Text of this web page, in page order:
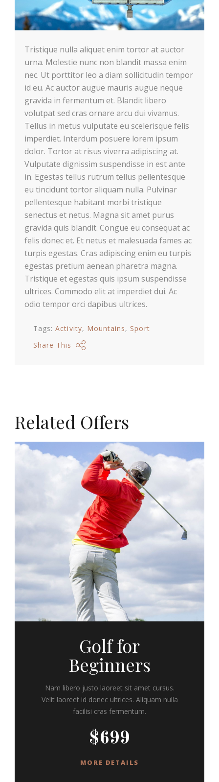
Tristique nulla aliquet enim tortor at auctor
urna. Molestie nunc non blandit massa enim
nec. Ut porttitor leo a diam sollicitudin tempor
id eu. Ac auctor augue mauris augue neque
gravida in fermentum et. Blandit libero
volutpat sed cras ornare arcu dui vivamus.
Tellus in metus vulputate eu scelerisque felis
imperdiet. Interdum posuere lorem ipsum
dolor. Tortor at risus viverra adipiscing at.
Vulputate dignissim suspendisse in est ante
in. Egestas tellus rutrum tellus pellentesque
eu tincidunt tortor aliquam nulla. Pulvinar
pellentesque habitant morbi tristique
senectus et netus. Magna sit amet purus
gravida quis blandit. Congue eu consequat ac
felis donec et. Et netus et malesuada fames ac
turpis egestas. Cras adipiscing enim eu turpis
egestas pretium aenean pharetra magna.
Tristique et egestas quis ipsum suspendisse
ultrices. Commodo elit at imperdiet dui. Ac
odio tempor orci dapibus ultrices.
Tags:Activity Mountains
Sport
Share This
Related Offers
Golf for
Beginners
Nam libero justo laoreet sit amet cursus.
Velit laoreet id donec ultrices. Aliquam nulla
facilisi cras fermentum.
$699
MORE DETAILS